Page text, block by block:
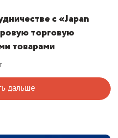
с «Japan
торговую
товарами
дальше